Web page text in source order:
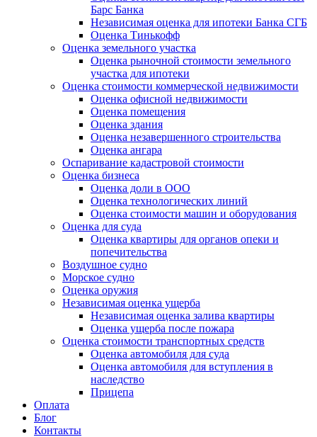
Барс Банка
Независимая оценка для ипотеки Банка СГБ
Оценка Тинькофф
Оценка земельного участка
Оценка рыночной стоимости земельного
участка для ипотеки
Оценка стоимости коммерческой недвижимости
Оценка офисной недвижимости
Оценка помещения
Оценка здания
Оценка незавершенного строительства
Оценка ангара
Оспаривание кадастровой стоимости
Оценка бизнеса
Оценка доли в ООО
Оценка технологических линий
Оценка стоимости машин и оборудования
Оценка для суда
Оценка квартиры для органов опеки и
попечительства
Воздушное судно
Морское судно
Оценка оружия
Независимая оценка ущерба
Независимая оценка залива квартиры
Оценка ущерба после пожара
Оценка стоимости транспортных средств
Оценка автомобиля для суда
Оценка автомобиля для вступления в
наследство
Прицепа
Оплата
Блог
Контакты